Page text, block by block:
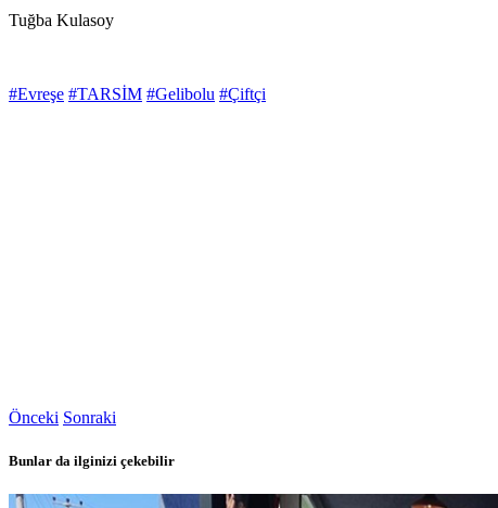
Tuğba Kulasoy
#Evreşe #TARSİM #Gelibolu #Çiftçi
Önceki Sonraki
Bunlar da ilginizi çekebilir